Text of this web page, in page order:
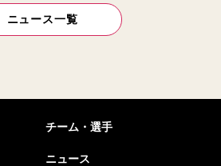
ニュース一覧
チーム・選手
ニュース